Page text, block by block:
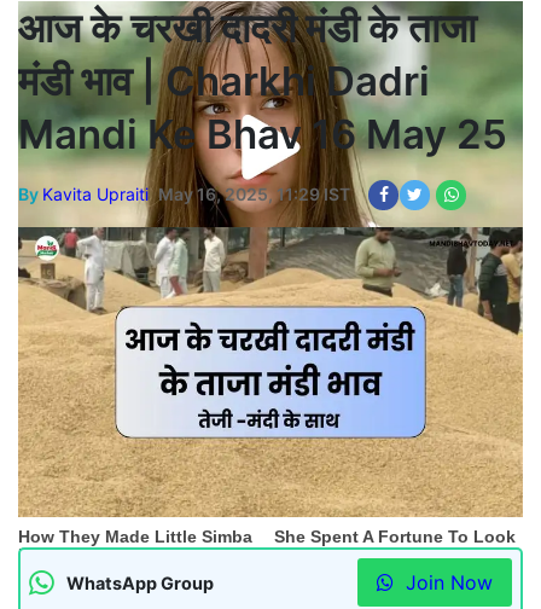
आज के चरखी दादरी मंडी के ताजा
मंडी भाव | Charkhi Dadri
Mandi Ke Bhav 16 May 25
By Kavita Upraiti May 16, 2025, 11:29 IST
WhatsApp Group Join Now